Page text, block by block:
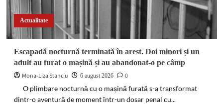
minor
a
în
localitatea
Valea
Actualitate
Escapadă nocturnă terminată în arest. Doi minori și un
adult au furat o mașină și au abandonat-o pe câmp
Mona-Liza Stanciu
6 august 2026
0
O plimbare nocturnă cu o mașină furată s-a transformat
dintr-o aventură de moment într-un dosar penal cu...